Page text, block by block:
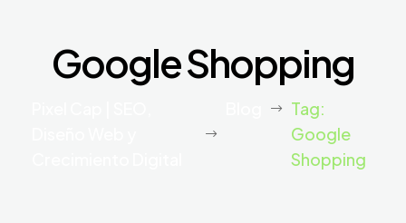
Google Shopping
Tag:
Google
Shopping